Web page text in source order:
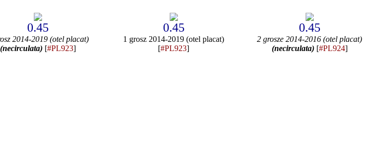
0.45
2014-2019 (otel placat)
(necirculata)[#PL923]
0.45
1 grosz 2014-2019 (otel placat)
[#PL923]
0.45
2 grosze 2014-2016 (otel placat)
(necirculata)[#PL924]